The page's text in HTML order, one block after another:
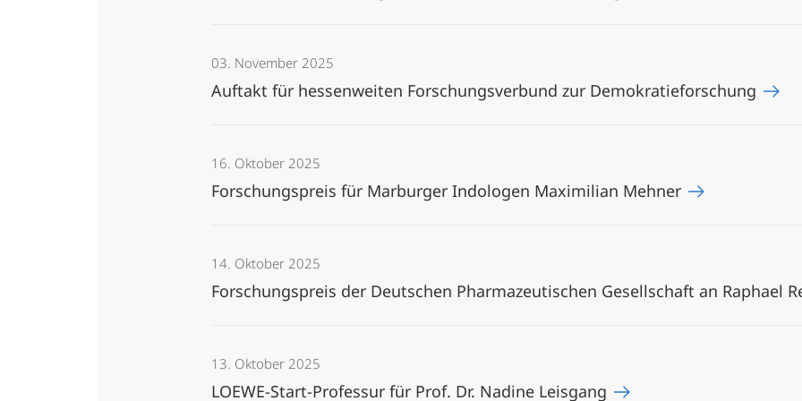
03. November 2025
Auftakt für hessenweiten Forschungsverbund zur Demokratieforschung
16. Oktober 2025
Forschungspreis für Marburger Indologen Maximilian Mehner
14. Oktober 2025
Forschungspreis der Deutschen Pharmazeutischen Gesellschaft an Raphael
13. Oktober 2025
LOEWE-Start-Professur für Prof. Dr. Nadine Leisgang